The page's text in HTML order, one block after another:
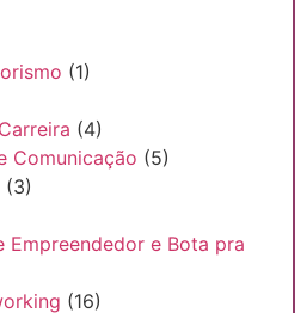
(1)
(4)
Comunicação (5)
(3)
e Bota pra
(16)